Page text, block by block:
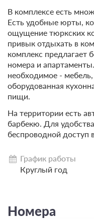
В комплексе есть
Есть удобные юрты,
ощущение тюркских
привык отдыхать в
комплекс предлагает
номера и
необходимое -
оборудованная
пищи.
На территории есть
барбекю. Для
беспроводной доступ
График работы
Круглый год
Номера